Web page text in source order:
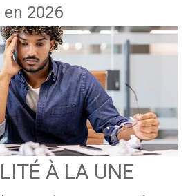
en 2026
À LA UNE